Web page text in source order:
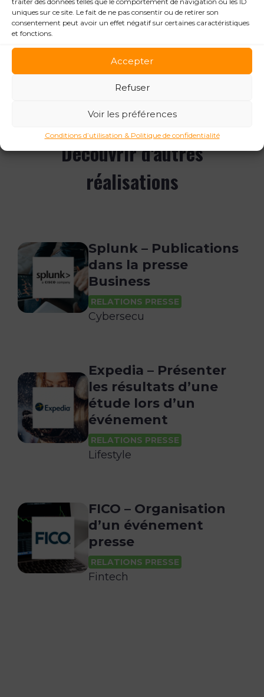
uniques sur ce site. Le fait de ne pas consentir ou de retirer son
consentement peut avoir un effet négatif sur certaines caractéristiques
et fonctions.
Accepter
Refuser
Voir les préférences
Conditions d’utilisation & Politique de confidentialité
Découvrir d'autres
réalisations
Splunk – Publications
dans la presse
Business
RELATIONS PRESSE
Cybersecu
Expedia – Présenter
les résultats d’une
étude lors d’un
événement
RELATIONS PRESSE
Lifestyle
FICO – Organisation
d’un événement
presse
RELATIONS PRESSE
Fintech